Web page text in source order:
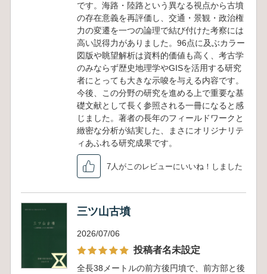
です。海路・陸路という異なる視点から古墳
の存在意義を再評価し、交通・景観・政治権
力の変遷を一つの論理で結び付けた考察には
高い説得力がありました。96点に及ぶカラー
図版や眺望解析は資料的価値も高く、考古学
のみならず歴史地理学やGISを活用する研究
者にとっても大きな示唆を与える内容です。
今後、この分野の研究を進める上で重要な基
礎文献として長く参照される一冊になると感
じました。著者の長年のフィールドワークと
緻密な分析が結実した、まさにオリジナリテ
ィあふれる研究成果です。
7人がこのレビューにいいね！しました
三ツ山古墳
2026/07/06
投稿者名未設定
全長38メートルの前方後円墳で、前方部と後